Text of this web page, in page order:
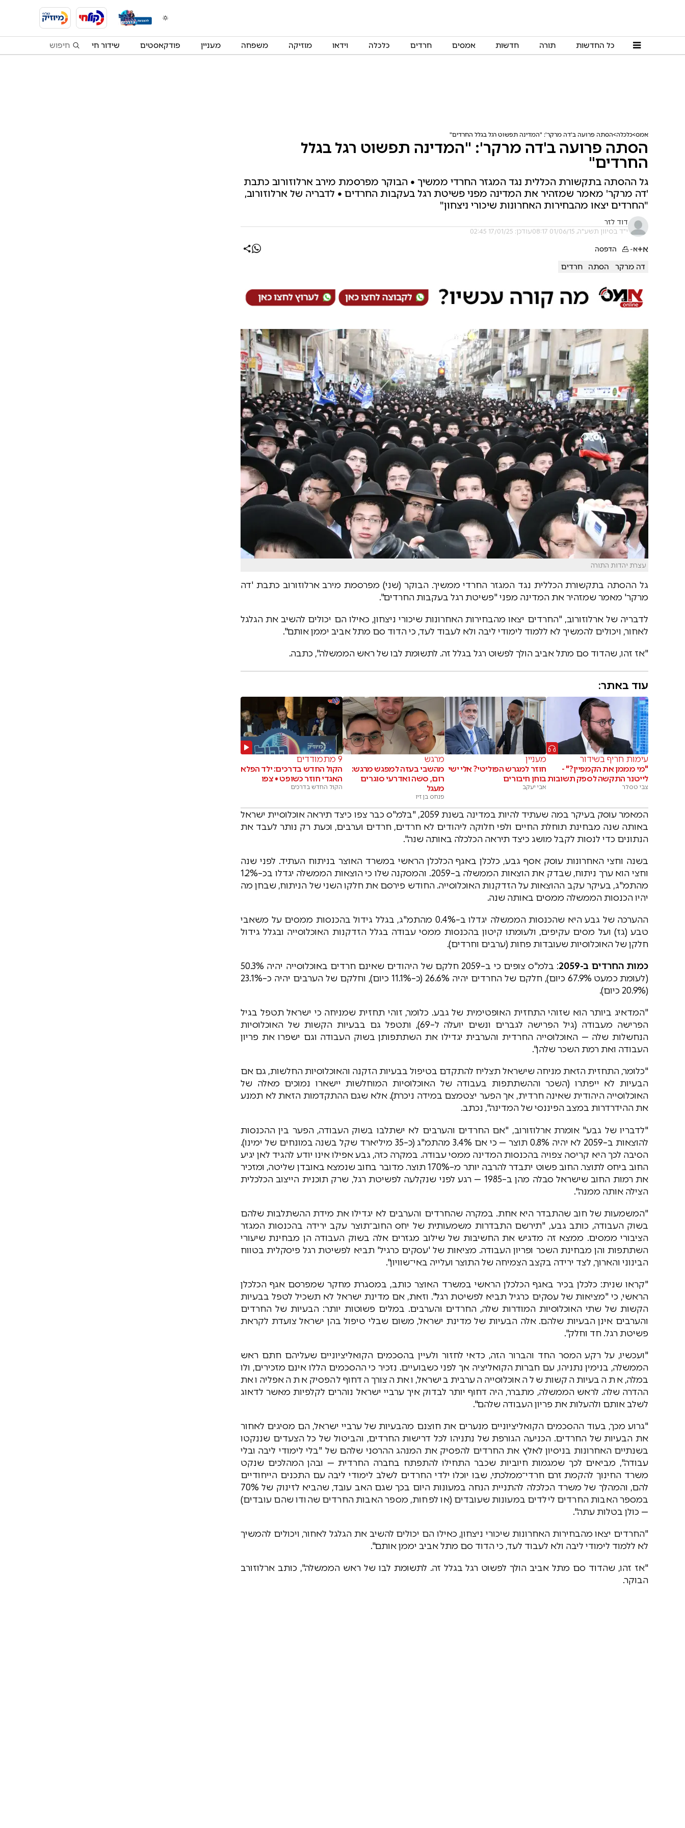
כל החדשות תורה חדשות אמסים חרדים כלכלה וידאו מוזיקה משפחה מעניין פודקאסטים שידור חי
אמס כלכלה הסתה פרועה ב'דה מרקר': "המדינה תפשוט רגל בגלל החרדים"
הסתה פרועה ב'דה מרקר': "המדינה תפשוט רגל בגלל
החרדים"
גל ההסתה בתקשורת הכללית נגד המגזר החרדי ממשיך • הבוקר מפרסמת מירב ארלוזורוב כתבת
'דה מרקר' מאמר שמזהיר את המדינה מפני פשיטת רגל בעקבות החרדים • לדבריה של ארלוזורוב,
"החרדים יצאו מהבחירות האחרונות שיכורי ניצחון"
דוד לזר
י"ד בסיוון תשע"ה, 01/06/15 08:17 עודכן: 17/01/25 02:45
א+א- הדפסה
דה מרקר הסתה חרדים
עצרת יהדות התורה
גל ההסתה בתקשורת הכללית נגד המגזר החרדי ממשיך. הבוקר (שני) מפרסמת מירב ארלוזורוב כתבת 'דה
מרקר' מאמר שמזהיר את המדינה מפני "פשיטת רגל בעקבות החרדים".
לדבריה של ארלוזורוב, "החרדים יצאו מהבחירות האחרונות שיכורי ניצחון, כאילו הם יכולים להשיב את הגלגל
לאחור, ויכולים להמשיך לא ללמוד לימודי ליבה ולא לעבוד לעד, כי הדוד סם מתל אביב יממן אותם".
"אז זהו, שהדוד סם מתל אביב הולך לפשוט רגל בגלל זה. לתשומת לבו של ראש הממשלה", כתבה.
עוד באתר:
עימות חריף בשידור
"מי מממן את הקמפיין?" -
לייטנר התקשה לספק תשובות
צבי טסלר
מעניין
חוזר למגרש הפוליטי? אלי ישי
בוחן חיבורים
אבי יעקב
מרגש
מהשבי בעזה למפגש מרגש:
רום, סשה ואדרעי סוגרים
מעגל
פנחס בן זיו
9 מתמודדים
הקול החדש בדרכים: ילד הפלא
האגדי חוזר כשופט • צפו
הקול החדש בדרכים
המאמר עוסק בעיקר במה שעתיד להיות במדינה בשנת 2059, "בלמ"ס כבר צפו כיצד תיראה אוכלוסיית ישראל
באותה שנה מבחינת תוחלת החיים ולפי חלוקה ליהודים לא חרדים, חרדים וערבים, וכעת רק נותר לעבד את
הנתונים כדי לנסות לקבל מושג כיצד תיראה הכלכלה באותה שנה".
בשנה וחצי האחרונות עוסק אסף גבע, כלכלן באגף הכלכלן הראשי במשרד האוצר בניתוח העתיד. לפני שנה
וחצי הוא ערך ניתוח, שבדק את הוצאות הממשלה ב–2059. והמסקנה שלו כי הוצאות הממשלה יגדלו בכ–1.2%
מהתמ"ג, בעיקר עקב ההוצאות על הזדקנות האוכלוסייה. החודש פירסם את חלקו השני של הניתוח, שבחן מה
יהיו הכנסות הממשלה ממסים באותה שנה.
ההערכה של גבע היא שהכנסות הממשלה יגדלו ב–0.4% מהתמ"ג, בגלל גידול בהכנסות ממסים על משאבי
טבע (גז) ועל מסים עקיפים, ולעומתו קיטון בהכנסות ממסי עבודה בגלל הזדקנות האוכלוסייה ובגלל גידול
חלקן של האוכלוסיות שעובדות פחות (ערבים וחרדים).
כמות החרדים ב-2059
: בלמ"ס צופים כי ב–2059 חלקם של היהודים שאינם חרדים באוכלוסייה יהיה 50.3%
(לעומת כמעט 67.9% כיום), חלקם של החרדים יהיה 26.6% (כ–11.1% כיום), וחלקם של הערבים יהיה כ–23.1%
(20.9% כיום).
"המדאיג ביותר הוא שזוהי התחזית האופטימית של גבע. כלומר, זוהי תחזית שמניחה כי ישראל תטפל בגיל
הפרישה מעבודה (גיל הפרישה לגברים ונשים יועלה ל–69), ותטפל גם בבעיות הקשות של האוכלוסיות
הנחשלות שלה — האוכלוסייה החרדית והערבית יגדילו את השתתפותן בשוק העבודה וגם ישפרו את פריון
העבודה ואת רמת השכר שלהן".
"כלומר, התחזית הזאת מניחה שישראל תצליח להתקדם בטיפול בבעיות הזקנה והאוכלוסיות החלשות, גם אם
הבעיות לא ייפתרו (השכר וההשתתפות בעבודה של האוכלוסיות המוחלשות יישארו נמוכים מאלה של
האוכלוסייה היהודית שאינה חרדית, אך הפער יצטמצם במידה ניכרת). אלא שגם ההתקדמות הזאת לא תמנע
את ההידרדרות במצב הפיננסי של המדינה", נכתב.
"לדבריו של גבע" אומרת ארלוזורוב, "אם החרדים והערבים לא ישתלבו בשוק העבודה, הפער בין ההכנסות
להוצאות ב–2059 לא יהיה 0.8% תוצר — כי אם 3.4% מהתמ"ג (כ–35 מיליארד שקל בשנה במונחים של ימינו).
הסיבה לכך היא קריסה צפויה בהכנסות המדינה ממסי עבודה. במקרה כזה, גבע אפילו אינו יודע להגיד לאן יגיע
החוב ביחס לתוצר. החוב פשוט יתבדר להרבה יותר מ–170% תוצר. מדובר בחוב שנמצא באובדן שליטה, ומזכיר
את רמות החוב שישראל סבלה מהן ב–1985 — רגע לפני שנקלעה לפשיטת רגל, שרק תוכנית הייצוב הכלכלית
הצילה אותה ממנה".
"המשמעות של חוב שהתבדר היא אחת. במקרה שהחרדים והערבים לא יגדילו את מידת ההשתלבות שלהם
בשוק העבודה, כותב גבע, "תירשם התבדרות משמעותית של יחס החוב־תוצר עקב ירידה בהכנסות המגזר
הציבורי ממסים. ממצא זה מדגיש את החשיבות של שילוב מגזרים אלה בשוק העבודה הן מבחינת שיעורי
השתתפות והן מבחינת השכר ופריון העבודה. מציאות של 'עסקים כרגיל' תביא לפשיטת רגל פיסקלית בטווח
הבינוני והארוך, לצד ירידה בקצב הצמיחה של התוצר ועלייה באי־שוויון".
"קראו שנית: כלכלן בכיר באגף הכלכלן הראשי במשרד האוצר כותב, במסגרת מחקר שמפרסם אגף הכלכלן
הראשי, כי "מציאות של עסקים כרגיל תביא לפשיטת רגל". וזאת, אם מדינת ישראל לא תשכיל לטפל בבעיות
הקשות של שתי האוכלוסיות המודרות שלה, החרדים והערבים. במלים פשוטות יותר: הבעיות של החרדים
והערבים אינן הבעיות שלהם. אלה הבעיות של מדינת ישראל, משום שבלי טיפול בהן ישראל צועדת לקראת
פשיטת רגל. חד וחלק".
"ועכשיו, על רקע המסר החד והברור הזה, כדאי לחזור ולעיין בהסכמים הקואליציוניים שעליהם חתם ראש
הממשלה, בנימין נתניהו, עם חברות הקואליציה אך לפני כשבועיים. נזכיר כי ההסכמים הללו אינם מזכירים, ולו
במלה, את הבעיות הקשות של האוכלוסייה הערבית בישראל, ואת הצורך הדחוף להפסיק את האפליה ואת
ההדרה שלה. לראש הממשלה, מתברר, היה דחוף יותר לבדוק איך ערביי ישראל נוהרים לקלפיות מאשר לדאוג
לשלב אותם ולהעלות את פריון העבודה שלהם".
"גרוע מכך, בעוד ההסכמים הקואליציוניים מנערים את חוצנם מהבעיות של ערביי ישראל, הם מסיגים לאחור
את הבעיות של החרדים. הכניעה הגורפת של נתניהו לכל דרישות החרדים, והביטול של כל הצעדים שננקטו
בשנתיים האחרונות בניסיון לאלץ את החרדים להפסיק את המנהג ההרסני שלהם של "בלי לימודי ליבה ובלי
עבודה", מביאים לכך שמגמות חיוביות שכבר התחילו להתפתח בחברה החרדית — ובהן המהלכים שנקט
משרד החינוך להקמת זרם חרדי־ממלכתי, שבו יוכלו ילדי החרדים לשלב לימודי ליבה עם התכנים הייחודיים
להם, והמהלך של משרד הכלכלה להתניית הנחה במעונות היום בכך שגם האב עובד, שהביא לזינוק של 70%
במספר האבות החרדים לילדים במעונות שעובדים (או לפחות, מספר האבות החרדים שהודו שהם עובדים)
— כולן בטלות עתה".
"החרדים יצאו מהבחירות האחרונות שיכורי ניצחון, כאילו הם יכולים להשיב את הגלגל לאחור, ויכולים להמשיך
לא ללמוד לימודי ליבה ולא לעבוד לעד, כי הדוד סם מתל אביב יממן אותם".
"אז זהו, שהדוד סם מתל אביב הולך לפשוט רגל בגלל זה. לתשומת לבו של ראש הממשלה", כותב ארלוזורב
הבוקר.